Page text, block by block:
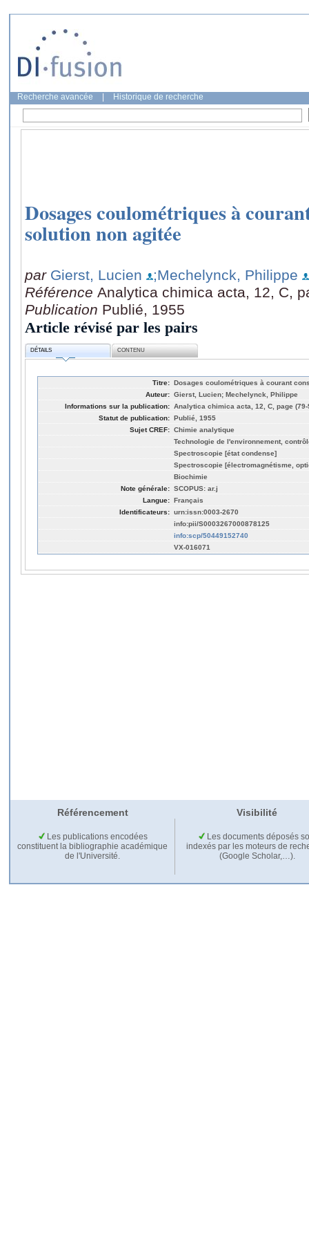
Recherche avancée Historique de recherche
Dosages coulométriques à
solution non agitée
par Gierst, Lucien
;Mechelynck, Philippe
Référence Analytica chimica acta, 12, C,
Publication Publié, 1955
Article révisé par les pairs
DÉTAILS CONTENU
Titre: Dosages coulométriques à courant
Auteur: Gierst, Lucien; Mechelynck, Philippe
Informations sur la publication: Analytica chimica acta, 12, C, page (79-
Statut de publication: Publié, 1955
Sujet CREF: Chimie analytique
Technologie de l'environnement,
Spectroscopie [état condense]
Spectroscopie [électromagnétisme,
Biochimie
Note générale: SCOPUS: ar.j
Langue: Français
Identificateurs: urn:issn:0003-2670
info:pii/S0003267000878125
info:scp/50449152740
VX-016071
Référencement Visibilité
Les publications encodées
constituent la bibliographie académique
de l'Université.
Les documents déposés
indexés par les moteurs de
(Google Scholar,…).